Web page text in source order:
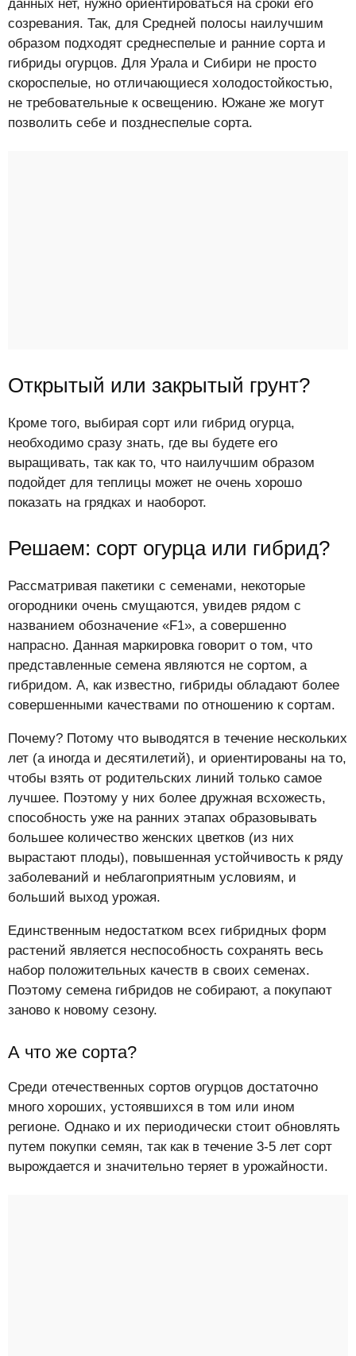
данных нет, нужно ориентироваться на сроки его
созревания. Так, для Средней полосы наилучшим
образом подходят среднеспелые и ранние сорта и
гибриды огурцов. Для Урала и Сибири не просто
скороспелые, но отличающиеся холодостойкостью,
не требовательные к освещению. Южане же могут
позволить себе и позднеспелые сорта.
Открытый или закрытый грунт?
Кроме того, выбирая сорт или гибрид огурца,
необходимо сразу знать, где вы будете его
выращивать, так как то, что наилучшим образом
подойдет для теплицы может не очень хорошо
показать на грядках и наоборот.
Решаем: сорт огурца или гибрид?
Рассматривая пакетики с семенами, некоторые
огородники очень смущаются, увидев рядом с
названием обозначение «F1», а совершенно
напрасно. Данная маркировка говорит о том, что
представленные семена являются не сортом, а
гибридом. А, как известно, гибриды обладают более
совершенными качествами по отношению к сортам.
Почему? Потому что выводятся в течение нескольких
лет (а иногда и десятилетий), и ориентированы на то,
чтобы взять от родительских линий только самое
лучшее. Поэтому у них более дружная всхожесть,
способность уже на ранних этапах образовывать
большее количество женских цветков (из них
вырастают плоды), повышенная устойчивость к ряду
заболеваний и неблагоприятным условиям, и
больший выход урожая.
Единственным недостатком всех гибридных форм
растений является неспособность сохранять весь
набор положительных качеств в своих семенах.
Поэтому семена гибридов не собирают, а покупают
заново к новому сезону.
А что же сорта?
Среди отечественных сортов огурцов достаточно
много хороших, устоявшихся в том или ином
регионе. Однако и их периодически стоит обновлять
путем покупки семян, так как в течение 3-5 лет сорт
вырождается и значительно теряет в урожайности.